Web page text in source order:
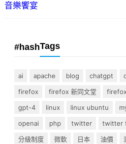
音樂饗宴
#hashTags
ai apache blog chatgpt
firefox
firefox 新同文堂
gpt-4
linux linux ubuntu
openai
php twitter twitter
分級制度
微軟 日本 油價